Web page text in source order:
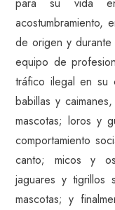
acostumbramiento,
de origen y
equipo de
tráfico ilegal en su
babillas y
mascotas; loros y
comportamiento
canto; micos y
jaguares y
mascotas; y